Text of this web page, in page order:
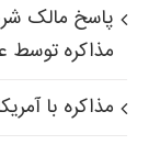
پاسخ مالک
مذاکره
مذاکره با